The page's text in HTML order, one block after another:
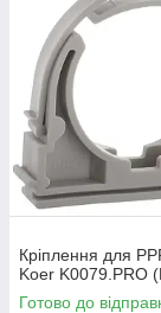
Кріплення для
Koer K0079.PRO
Готово до